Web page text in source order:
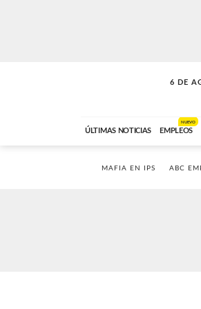
6 DE
ÚLTIMAS NOTICIAS EMPLEOS
NUEVO
MAFIA EN IPS ABC